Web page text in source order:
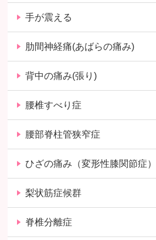
手が震える
肋間神経痛(あばらの痛み)
背中の痛み(張り)
腰椎すべり症
腰部脊柱管狭窄症
ひざの痛み（変形性膝関節症）
梨状筋症候群
脊椎分離症